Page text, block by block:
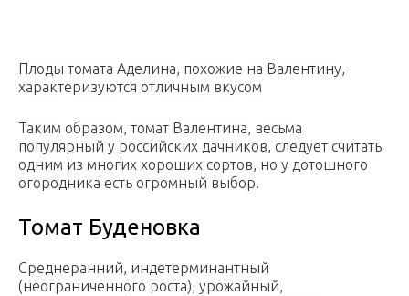
Плоды томата Аделина, похожие на Валентину,
характеризуются отличным вкусом
Таким образом, томат Валентина, весьма
популярный у российских дачников, следует считать
одним из многих хороших сортов, но у дотошного
огородника есть огромный выбор.
Томат Буденовка
Среднеранний, индетерминантный
(неограниченного роста), урожайный,